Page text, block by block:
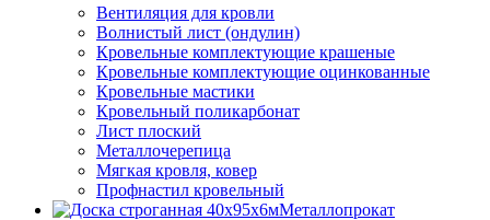
Вентиляция для кровли
Волнистый лист (ондулин)
Кровельные комплектующие крашеные
Кровельные комплектующие оцинкованные
Кровельные мастики
Кровельный поликарбонат
Лист плоский
Металлочерепица
Мягкая кровля, ковер
Профнастил кровельный
Металлопрокат